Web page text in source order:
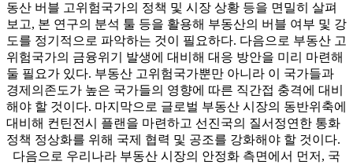
동산 버블 고위험국가의 정책 및 시장 상황 등을 면밀히 살펴
보고, 본 연구의 분석 툴 등을 활용해 부동산의 버블 여부 및 강
도를 정기적으로 파악하는 것이 필요하다. 다음으로 부동산 고
위험국가의 금융위기 발생에 대비해 대응 방안을 미리 마련해
둘 필요가 있다. 부동산 고위험국가뿐만 아니라 이 국가들과
경제의존도가 높은 국가들의 영향에 따른 직간접 충격에 대비
해야 할 것이다. 마지막으로 글로벌 부동산 시장의 동반위축에
대비해 컨틴전시 플랜을 마련하고 선진국의 질서정연한 통화
정책 정상화를 위해 국제 협력 및 공조를 강화해야 할 것이다.
다음으로 우리나라 부동산 시장의 안정화 측면에서 먼저, 국